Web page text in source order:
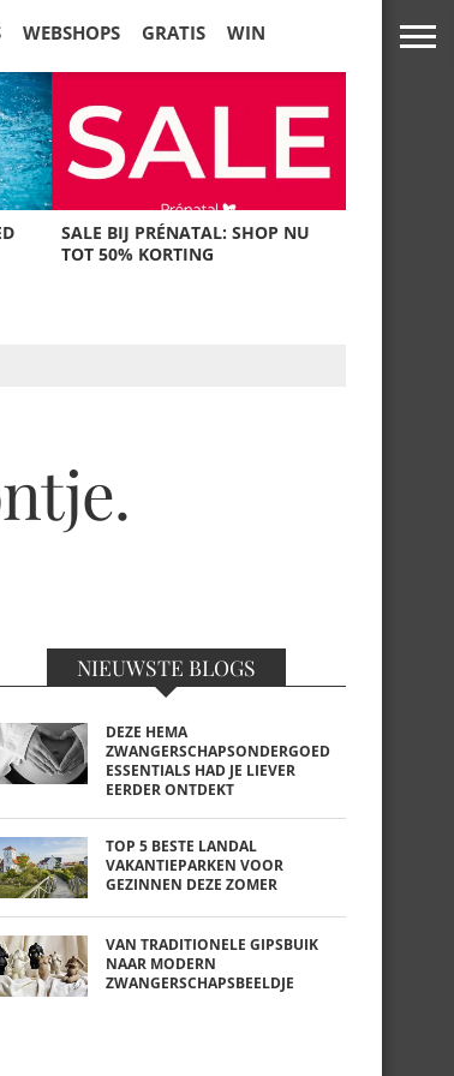
WEBSHOPS GRATIS WIN
SALE BIJ PRÉNATAL: SHOP NU
TOT 50% KORTING
NIEUWSTE BLOGS
DEZE HEMA
ZWANGERSCHAPSONDERGOED
ESSENTIALS HAD JE LIEVER
EERDER ONTDEKT
TOP 5 BESTE LANDAL
VAKANTIEPARKEN VOOR
GEZINNEN DEZE ZOMER
VAN TRADITIONELE GIPSBUIK
NAAR MODERN
ZWANGERSCHAPSBEELDJE